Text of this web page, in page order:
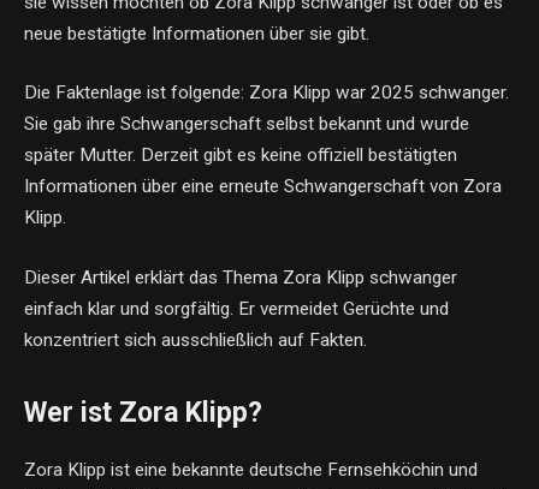
neue bestätigte Informationen über sie gibt.
Die Faktenlage ist folgende: Zora Klipp war 2025 schwanger.
Sie gab ihre Schwangerschaft selbst bekannt und wurde
später Mutter. Derzeit gibt es keine offiziell bestätigten
Informationen über eine erneute Schwangerschaft von Zora
Klipp.
Dieser Artikel erklärt das Thema Zora Klipp schwanger
einfach klar und sorgfältig. Er vermeidet Gerüchte und
konzentriert sich ausschließlich auf Fakten.
Wer ist Zora Klipp?
Zora Klipp ist eine bekannte deutsche Fernsehköchin und